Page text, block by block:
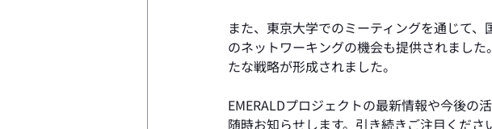
また、東京大学でのミーティングを通じて
のネットワーキングの機会も提供されまし
たな戦略が形成されました。
EMERALDプロジェクトの最新情報や今後の
随時お知らせします。引き続きご注目くださ